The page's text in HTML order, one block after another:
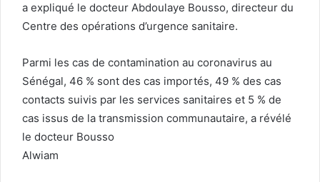
a expliqué le docteur Abdoulaye Bousso, directeur du
Centre des opérations d’urgence sanitaire.
Parmi les cas de contamination au coronavirus au
Sénégal, 46 % sont des cas importés, 49 % des cas
contacts suivis par les services sanitaires et 5 % de
cas issus de la transmission communautaire, a révélé
le docteur Bousso
Alwiam